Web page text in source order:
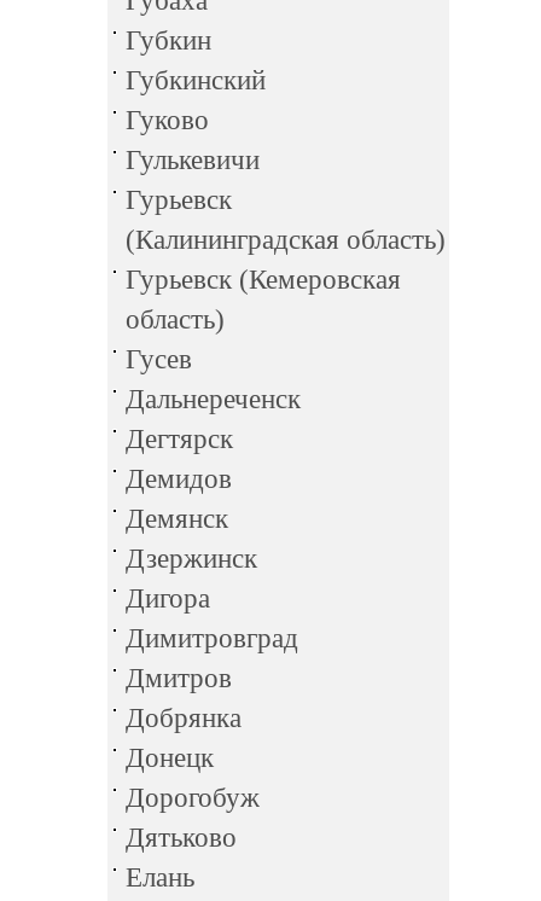
Губкин
Губкинский
Гуково
Гулькевичи
Гурьевск
(Калининградская область)
Гурьевск (Кемеровская
область)
Гусев
Дальнереченск
Дегтярск
Демидов
Демянск
Дзержинск
Дигора
Димитровград
Дмитров
Добрянка
Донецк
Дорогобуж
Дятьково
Елань